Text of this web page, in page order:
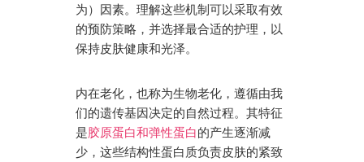
为）因素。理解这些机制可以采取有效
的预防策略，并选择最合适的护理，以
保持皮肤健康和光泽。
内在老化，也称为生物老化，遵循由我
们的遗传基因决定的自然过程。其特征
是胶原蛋白和弹性蛋白的产生逐渐减
少，这些结构性蛋白质负责皮肤的紧致